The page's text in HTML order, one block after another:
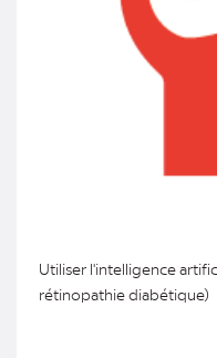
Utiliser l'intelligence
rétinopathie diabétique)